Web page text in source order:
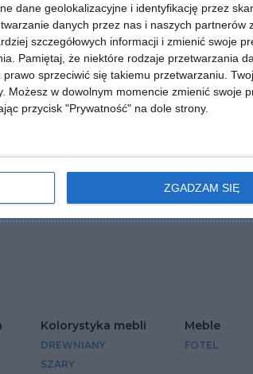
dane geolokalizacyjne i identyfikację przez
danych przez nas i naszych partnerów
szczegółowych informacji i zmienić swoje
Pamiętaj, że niektóre rodzaje przetwarzania
sprzeciwić się takiemu przetwarzaniu.
Możesz w dowolnym momencie zmienić swoje
przycisk "Prywatność" na dole strony.
ZGADZAM SIĘ
Dodaj do ulubionych
Salon z jadalnią i czerwoną
Kolorystyka mebli
DREWNIANY
SZARY
Meble
FOTEL